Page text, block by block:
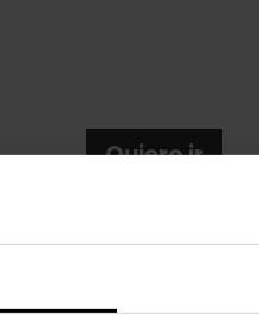
Quiero ir